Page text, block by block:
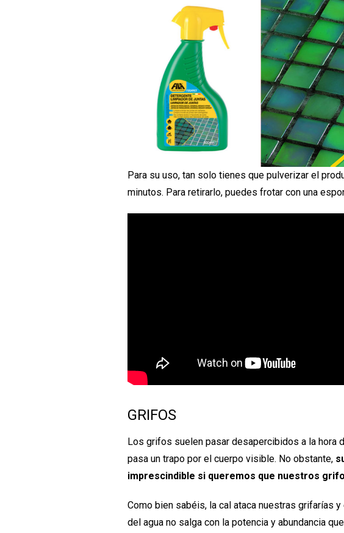
Para su uso, tan solo tienes que pulverizar el
minutos. Para retirarlo, puedes frotar con una
GRIFOS
Los grifos suelen pasar desapercibidos a la hora
pasa un trapo por el cuerpo visible. No obstante,
imprescindible si queremos que nuestros
Como bien sabéis, la cal ataca nuestras grifarías
del agua no salga con la potencia y abundancia